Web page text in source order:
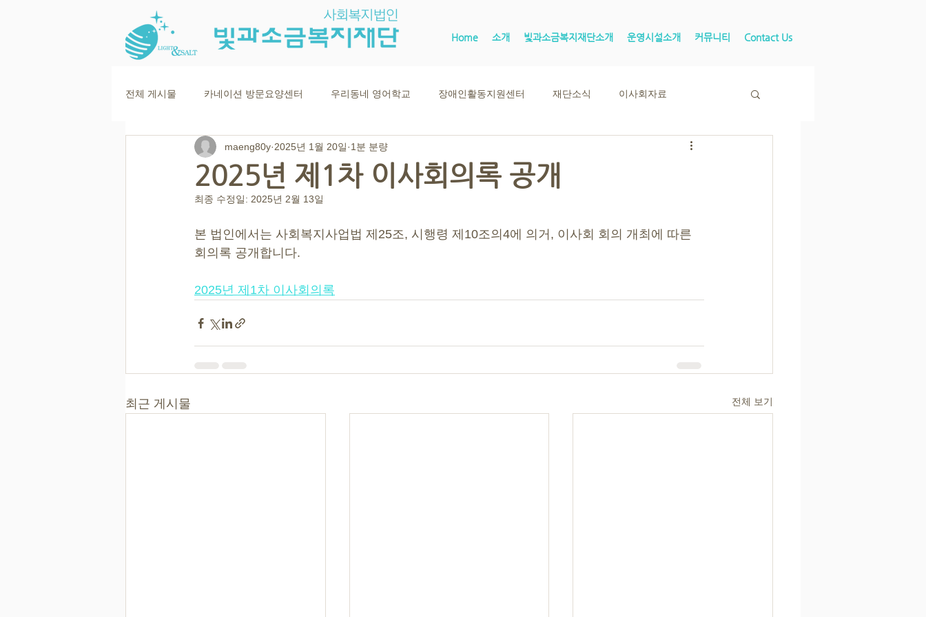
Home 소개 빛과소금복지재단소개 운영시설소개 커뮤니티 Contact Us
전체 게시물 카네이션 방문요양센터 우리동네 영어학교 장애인활동지원센터 재단소식 이사회자료
2025년 제1차 이사회의록 공개
maeng80y 2025년 1월 20일 1분 분량
최종 수정일: 2025년 2월 13일
본 법인에서는 사회복지사업법 제25조, 시행령 제10조의4에 의거, 이사회 회의 개최에 따른
회의록 공개합니다.
2025년 제1차 이사회의록
최근 게시물 전체 보기